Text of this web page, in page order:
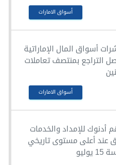
أسواق الامارات
أسواق المال الإماراتية
التراجع بمنتصف تعاملات
أسواق الامارات
أدنوك للإمداد والخدمات
عند أعلى مستوى تاريخي